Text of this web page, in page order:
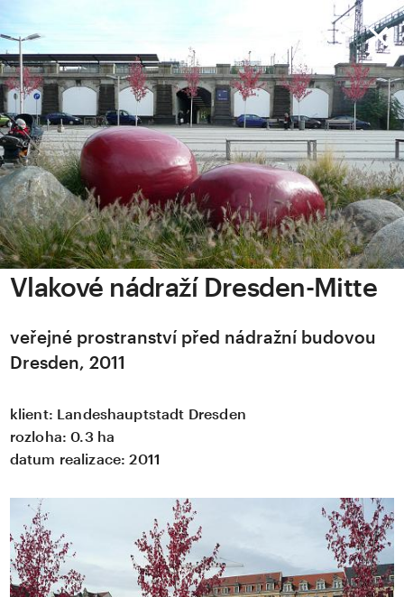
Vlakové nádraží Dresden-Mitte
veřejné prostranství před nádražní budovou
Dresden, 2011
klient: Landeshauptstadt Dresden
rozloha: 0.3 ha
datum realizace: 2011